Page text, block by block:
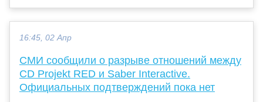
16:45, 02 Апр
СМИ сообщили о разрыве отношений между
CD Projekt RED и Saber Interactive.
Официальных подтверждений пока нет